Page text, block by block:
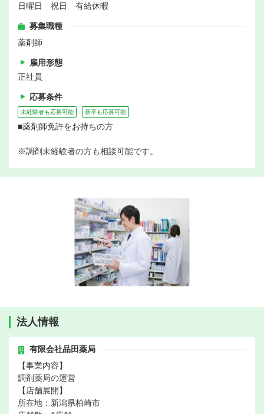
日曜日 祝日 有給休暇
募集職種
薬剤師
雇用形態
正社員
応募条件
未経験者も応募可能 新卒も応募可能
■薬剤師免許をお持ちの方
※調剤未経験者の方も相談可能です。
法人情報
有限会社品田薬局
【事業内容】
調剤薬局の運営
【店舗展開】
所在地：新潟県柏崎市